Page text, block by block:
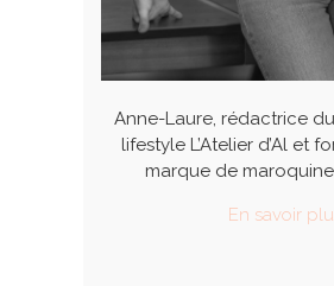
Anne-Laure, rédactrice
lifestyle L’Atelier d’Al et
marque de
En savoir